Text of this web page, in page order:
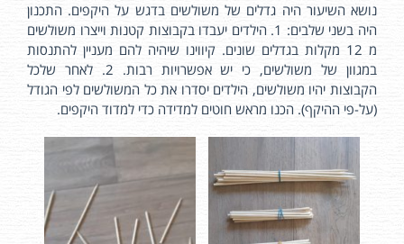
נושא השיעור היה גדלים של משולשים בדגש על היקפים. התכנון
היה בשני שלבים: 1. הילדים יעבדו בקבוצות קטנות וייצרו משולשים
מ 12 מקלות בגדלים שונים. קיווינו שיהיה להם מעניין להתנסות
במגוון של משולשים, כי יש אפשרויות רבות. 2. לאחר שלכל
הקבוצות יהיו משולשים, הילדים יסדרו את כל המשולשים לפי הגודל
(על-פי ההיקף). הכנו מראש חוטים למדידה כדי למדוד היקפים.